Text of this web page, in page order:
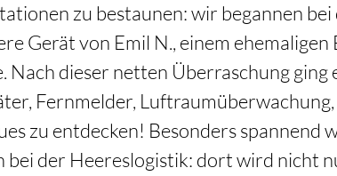
zu bestaunen: wir begannen
Gerät von Emil N., einem
Nach dieser netten Überraschung ging
Fernmelder,
zu entdecken! Besonders spannend
bei der Heereslogistik: dort wird nicht